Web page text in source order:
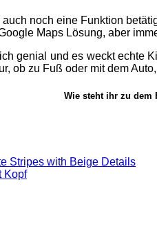
auch noch eine Funktion
Maps Lösung, aber
genial und es weckt echte
ob zu Fuß oder mit dem
Wie steht ihr zu dem
Stripes with Beige Details
Kopf